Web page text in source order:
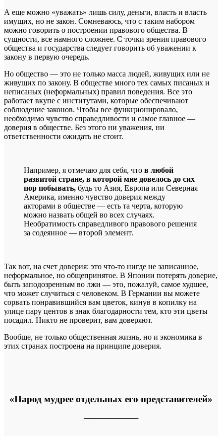
А еще можно «уважать» лишь силу, деньги, власть и власть
имущих, но не закон. Сомневаюсь, что с таким набором
можно говорить о построении правового общества. В
сущности, все намного сложнее. С точки зрения правового
общества и государства следует говорить об уважении к
закону в первую очередь.
Но общество — это не только масса людей, живущих или не
живущих по закону. В обществе много тех самых писаных и
неписаных (неформальных) правил поведения. Все это
работает вкупе с институтами, которые обеспечивают
соблюдение законов. Чтобы все функционировало,
необходимо чувство справедливости и самое главное —
доверия в обществе. Без этого ни уважения, ни
ответственности ожидать не стоит.
Например, я отмечаю для себя, что в любой
развитой стране, в которой мне довелось до сих
пор побывать, будь то Азия, Европа или Северная
Америка, именно чувство доверия между
акторами в обществе — есть та черта, которую
можно назвать общей во всех случаях.
Необратимость справедливого правового решения
за содеянное — второй элемент.
Так вот, на счет доверия: это что-то нигде не записанное,
неформальное, но общепринятое. В Японии потерять доверие,
быть заподозренным во лжи — это, пожалуй, самое худшее,
что может случиться с человеком. В Германии вы можете
сорвать понравившийся вам цветок, кинув в копилку на
улице пару центов в знак благодарности тем, кто эти цветы
посадил. Никто не проверит, вам доверяют.
Вообще, не только общественная жизнь, но и экономика в
этих странах построена на принципе доверия.
«Народ мудрее отдельных его представителей»
──────────